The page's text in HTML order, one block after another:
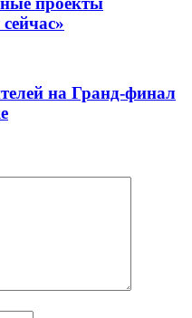
на Гранд-финал